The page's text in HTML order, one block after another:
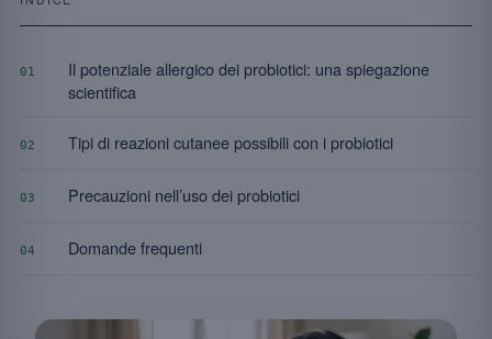
01
Il potenziale allergico dei probiotici: una spiegazione
scientifica
02 Tipi di reazioni cutanee possibili con i probiotici
03 Precauzioni nell’uso dei probiotici
04 Domande frequenti